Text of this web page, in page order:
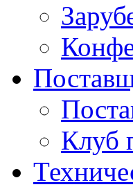
Клуб